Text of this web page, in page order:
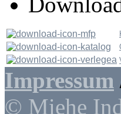
Impressum
© Miehe